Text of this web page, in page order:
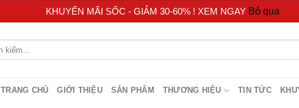
KHUYẾN MÃI SỐC - GIẢM 30-60% ! XEM NGAY Bỏ qua
TRANG CHỦ GIỚI THIỆU SẢN PHẨM THƯƠNG HIỆU TIN TỨC